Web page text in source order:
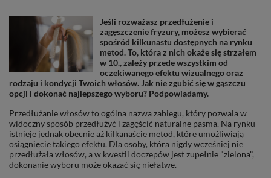
Jeśli rozważasz przedłużenie i
zagęszczenie fryzury, możesz wybierać
spośród kilkunastu dostępnych na rynku
metod. To, która z nich okaże się strzałem
w 10., zależy przede wszystkim od
oczekiwanego efektu wizualnego oraz
rodzaju i kondycji Twoich włosów. Jak nie zgubić się w gąszczu
opcji i dokonać najlepszego wyboru? Podpowiadamy.
Przedłużanie włosów to ogólna nazwa zabiegu, który pozwala w
widoczny sposób przedłużyć i zagęścić naturalne pasma. Na rynku
istnieje jednak obecnie aż kilkanaście metod, które umożliwiają
osiągnięcie takiego efektu. Dla osoby, która nigdy wcześniej nie
przedłużała włosów, a w kwestii doczepów jest zupełnie "zielona",
dokonanie wyboru może okazać się niełatwe.